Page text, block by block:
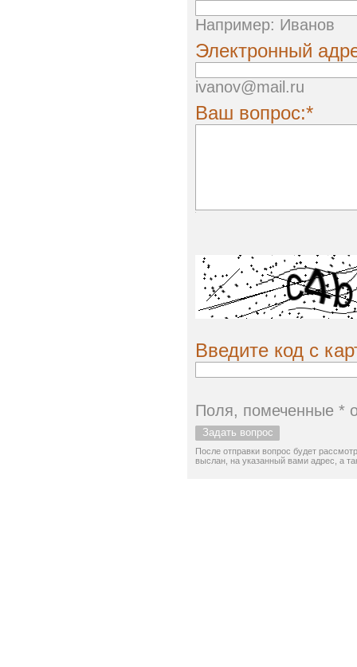
Например: Иванов
Электронный
ivanov@mail.ru
Ваш вопрос:*
Введите код с
Поля, помеченные *
После отправки вопрос будет
выслан, на указанный вами адрес, а